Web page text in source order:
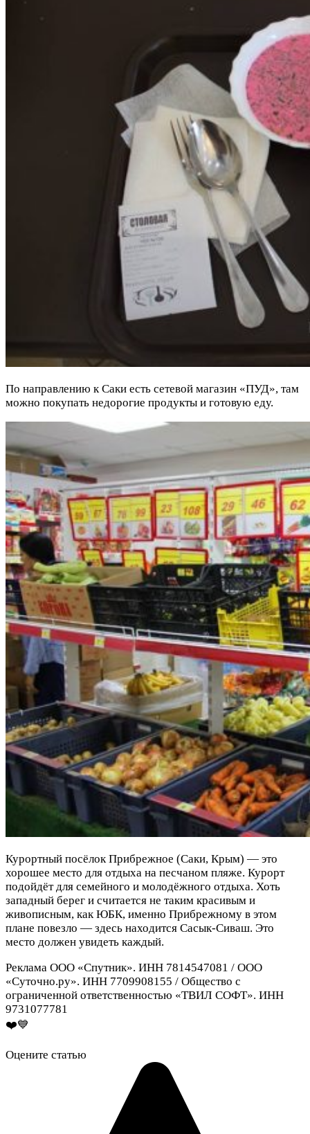
По направлению к Саки есть сетевой магазин «ПУД», там
можно покупать недорогие продукты и готовую еду.
Курортный посёлок Прибрежное (Саки, Крым) — это
хорошее место для отдыха на песчаном пляже. Курорт
подойдёт для семейного и молодёжного отдыха. Хоть
западный берег и считается не таким красивым и
живописным, как ЮБК, именно Прибрежному в этом
плане повезло — здесь находится Сасык-Сиваш. Это
место должен увидеть каждый.
Реклама ООО «Спутник». ИНН 7814547081 / ООО
«Суточно.ру». ИНН 7709908155 / Общество с
ограниченной ответственностью «ТВИЛ СОФТ». ИНН
9731077781
❤️💙
Оцените статью